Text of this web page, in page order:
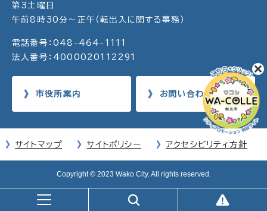
第3土曜日
午前8時30分～正午（転出入に関する事務）
電話番号：048-464-1111
法人番号：4000020112291
市役所案内 お問い合わせ
サイトマップ サイトポリシー アクセシビリティ方針
Copyright © 2023 Wako City. All rights reserved.